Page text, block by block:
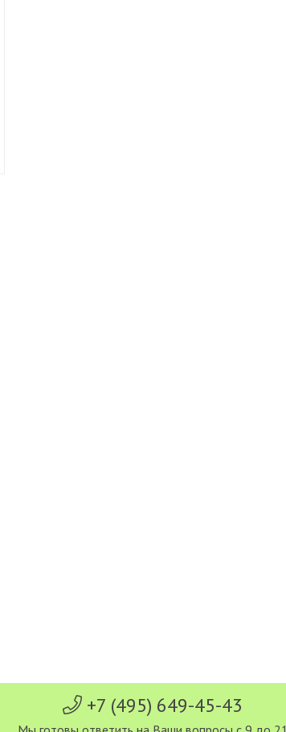
+7 (495) 649-45-43